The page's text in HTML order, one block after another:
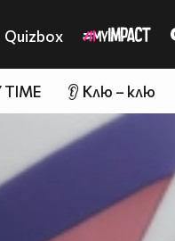
Quizbox
TIME 👂 Клю – клю